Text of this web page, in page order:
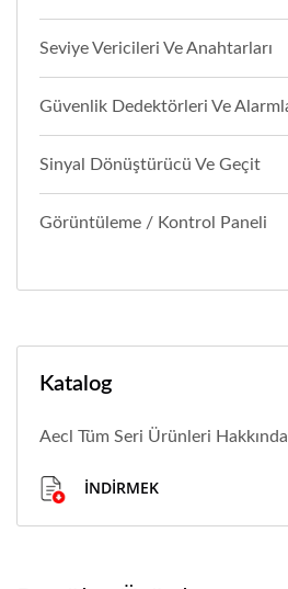
Seviye Vericileri Ve Anahtarları
Güvenlik Dedektörleri Ve
Sinyal Dönüştürücü Ve Geçit
Görüntüleme / Kontrol Paneli
Katalog
Aecl Tüm Seri Ürünleri
İNDIRMEK